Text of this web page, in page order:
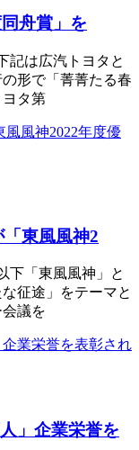
舟賞」を
記は広汽トヨタと
形で「菁菁たる春
ヨタ第
東風風神2
下「東風風神」と
征途」をテーマと
議を
」企業栄誉を